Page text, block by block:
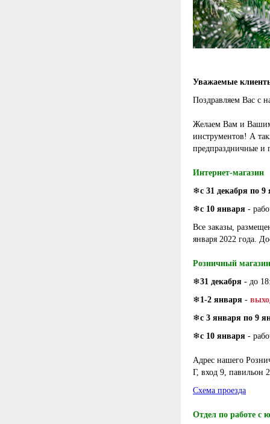
Уважаемые
Поздравляем Вас с
Желаем Вам и Вашим
инструментов! А
предпраздничные и
Интернет-магазин
❄с 31 декабря по 9
❄с 10 января -
Все заказы,
января 2022 года.
Розничный
❄31 декабря - до
❄1-2 января -
❄с 3 января по 9
❄с 10 января -
Адрес нашего
Г, вход 9, павильон
Схема проезда
Отдел по работе с